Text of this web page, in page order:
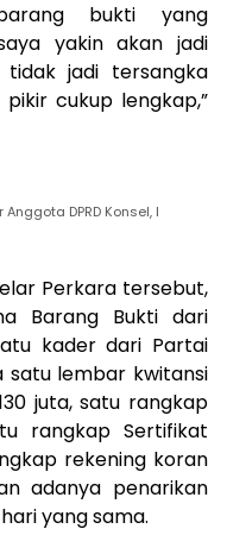
bukti yang
yakin akan jadi
tidak jadi tersangka
cukup lengkap,”
DPRD Konsel, I
Perkara tersebut,
Barang Bukti dari
kader dari Partai
satu lembar kwitansi
juta, satu rangkap
rangkap Sertifikat
rekening koran
adanya penarikan
yang sama.